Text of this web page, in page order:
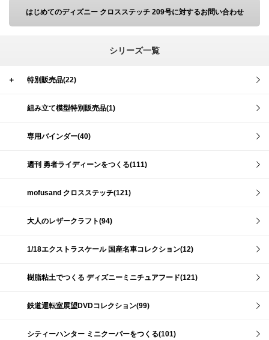
はじめてのディズニー クロスステッチ 209号に対するお問い合わせ
シリーズ一覧
＋ 特別販売品(22)
組み立て模型特別販売品(1)
専用バインダー(40)
週刊 勇者ライディーンをつくる(111)
mofusand クロスステッチ(121)
大人のレザークラフト(94)
1/18エクストラスケール 国産名車コレクション(12)
樹脂粘土でつくる ディズニーミニチュアフード(121)
鉄道運転室展望DVDコレクション(99)
シティーハンター ミニクーパーをつくる(101)